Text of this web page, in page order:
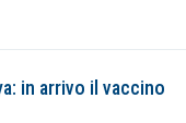
in arrivo il vaccino